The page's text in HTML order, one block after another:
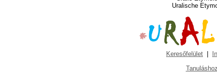
Uralische
Keresőfelület